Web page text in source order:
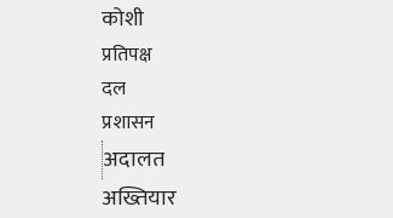
कोशी
प्रतिपक्ष
दल
प्रशासन
अदालत
अख्तियार